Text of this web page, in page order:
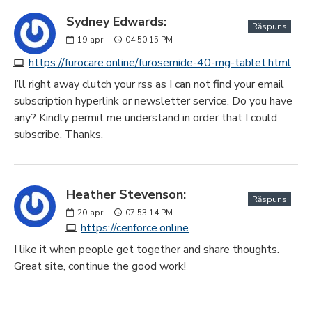
Sydney Edwards:
19 apr. 04:50:15 PM
https://furocare.online/furosemide-40-mg-tablet.html
Răspuns
I’ll right away clutch your rss as I can not find your email
subscription hyperlink or newsletter service. Do you have
any? Kindly permit me understand in order that I could
subscribe. Thanks.
Heather Stevenson:
20 apr. 07:53:14 PM
https://cenforce.online
Răspuns
I like it when people get together and share thoughts.
Great site, continue the good work!